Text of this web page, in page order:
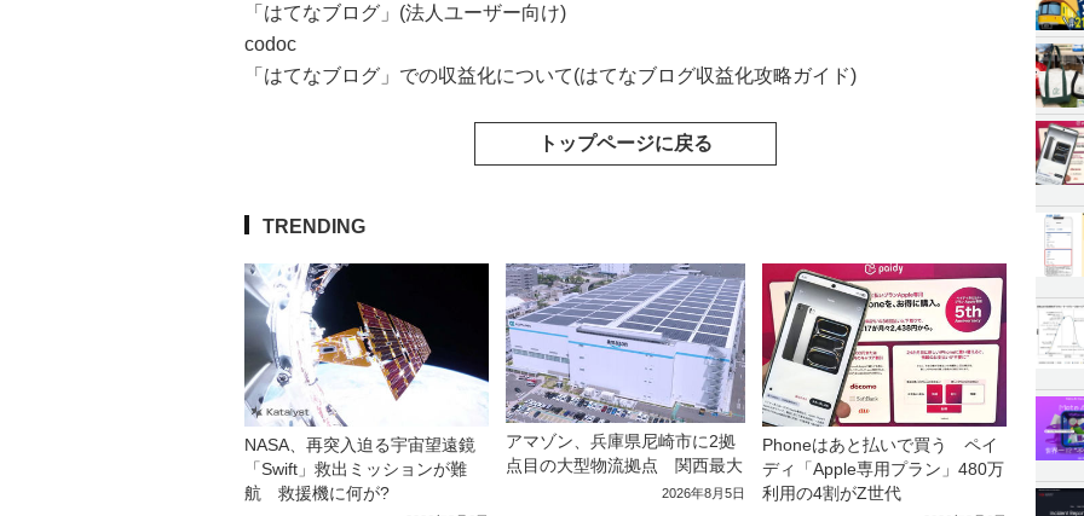
「はてなブログ」(法人ユーザー向け)
codoc
「はてなブログ」での収益化について(はてなブログ収益化攻略ガイド)
トップページに戻る
TRENDING
NASA、再突入迫る宇宙望遠鏡
「Swift」救出ミッションが難
航 救援機に何が?
アマゾン、兵庫県尼崎市に2拠
点目の大型物流拠点 関西最大
2026年8月5日
Phoneはあと払いで買う ペイ
ディ「Apple専用プラン」480万
利用の4割がZ世代